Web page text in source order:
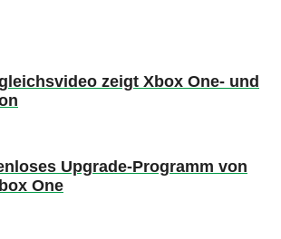
zeigt Xbox One- und
Upgrade-Programm von
One